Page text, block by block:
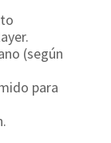
(según
para